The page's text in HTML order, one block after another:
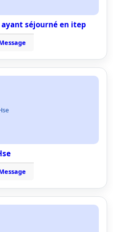
séjourné en itep